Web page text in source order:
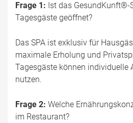
Frage 1: Ist das GesundKunft®-
Tagesgäste geöffnet?
Das SPA ist exklusiv für
maximale Erholung und
Tagesgäste können individuelle
nutzen.
Frage 2: Welche
im Restaurant?